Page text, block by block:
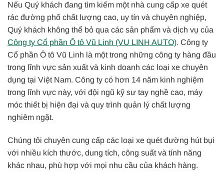
Nếu Quý khách đang tìm kiếm một nhà cung cấp xe quét
rác đường phố chất lượng cao, uy tín và chuyên nghiệp,
Quý khách không thể bỏ qua các sản phẩm và dịch vụ của
Công ty Cổ phần Ô tô Vũ Linh (VU LINH AUTO). Công ty
Cổ phần Ô tô Vũ Linh là một trong những công ty hàng đầu
trong lĩnh vực sản xuất và kinh doanh các loại xe chuyên
dụng tại Việt Nam. Công ty có hơn 14 năm kinh nghiệm
trong lĩnh vực này, với đội ngũ kỹ sư tay nghề cao, máy
móc thiết bị hiện đại và quy trình quản lý chất lượng
nghiêm ngặt.
Chúng tôi chuyên cung cấp các loại xe quét đường hút bụi
với nhiều kích thước, dung tích, công suất và tính năng
khác nhau, phù hợp với mọi nhu cầu của khách hàng.